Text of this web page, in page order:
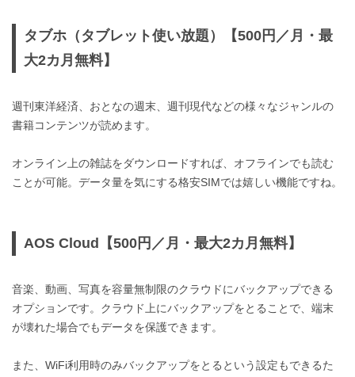
タブホ（タブレット使い放題）【500円／月・最
大2カ月無料】
週刊東洋経済、おとなの週末、週刊現代などの様々なジャンルの
書籍コンテンツが読めます。
オンライン上の雑誌をダウンロードすれば、オフラインでも読む
ことが可能。データ量を気にする格安SIMでは嬉しい機能ですね。
AOS Cloud【500円／月・最大2カ月無料】
音楽、動画、写真を容量無制限のクラウドにバックアップできる
オプションです。クラウド上にバックアップをとることで、端末
が壊れた場合でもデータを保護できます。
また、WiFi利用時のみバックアップをとるという設定もできるた